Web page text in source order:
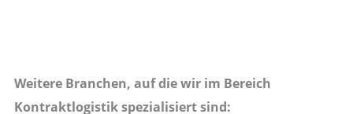
Weitere Branchen, auf die wir im Bereich
Kontraktlogistik spezialisiert sind: